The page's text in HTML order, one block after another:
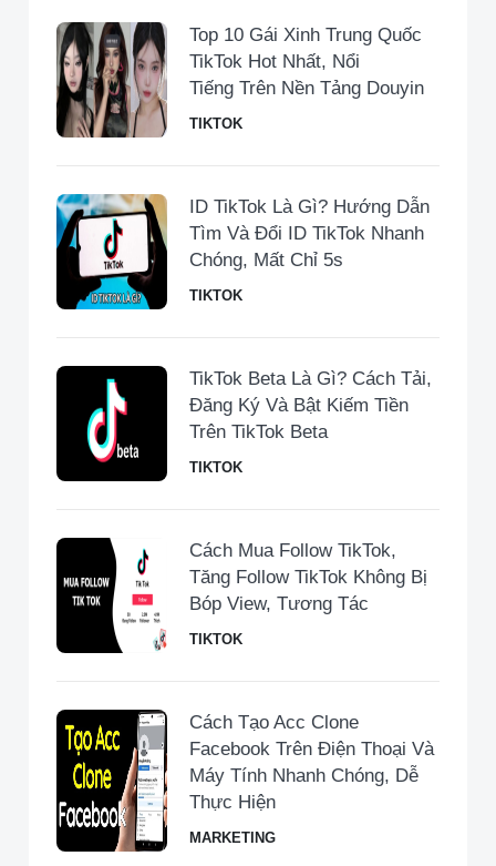
Top 10 Gái Xinh Trung Quốc
TikTok Hot Nhất, Nổi
Tiếng Trên Nền Tảng Douyin
TIKTOK
ID TikTok Là Gì? Hướng Dẫn
Tìm Và Đổi ID TikTok Nhanh
Chóng, Mất Chỉ 5s
TIKTOK
TikTok Beta Là Gì? Cách Tải,
Đăng Ký Và Bật Kiếm Tiền
Trên TikTok Beta
TIKTOK
Cách Mua Follow TikTok,
Tăng Follow TikTok Không Bị
Bóp View, Tương Tác
TIKTOK
Cách Tạo Acc Clone
Facebook Trên Điện Thoại Và
Máy Tính Nhanh Chóng, Dễ
Thực Hiện
MARKETING